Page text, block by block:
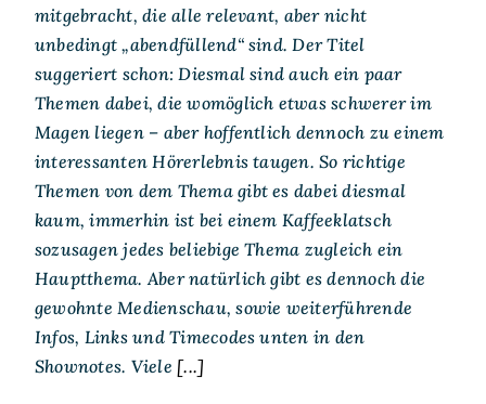
mitgebracht, die alle relevant, aber nicht
unbedingt „abendfüllend“ sind. Der Titel
suggeriert schon: Diesmal sind auch ein paar
Themen dabei, die womöglich etwas schwerer im
Magen liegen – aber hoffentlich dennoch zu einem
interessanten Hörerlebnis taugen. So richtige
Themen von dem Thema gibt es dabei diesmal
kaum, immerhin ist bei einem Kaffeeklatsch
sozusagen jedes beliebige Thema zugleich ein
Hauptthema. Aber natürlich gibt es dennoch die
gewohnte Medienschau, sowie weiterführende
Infos, Links und Timecodes unten in den
Shownotes. Viele [...]